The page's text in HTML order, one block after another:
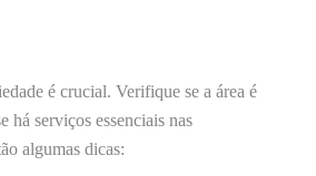
é crucial. Verifique se a área é
há serviços essenciais nas
algumas dicas: